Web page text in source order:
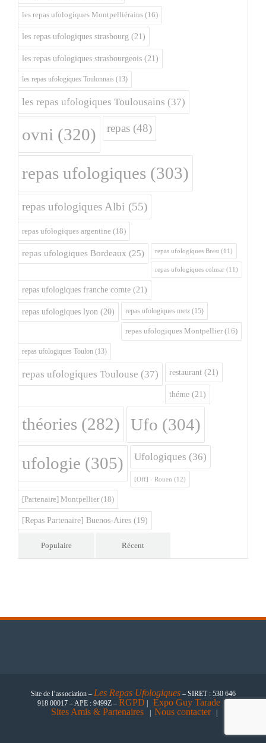
les repas ufologiques Montpelliérains (16)
les repas ufologiques strasbourg (21)
les repas ufologiques strasbourgeois (21)
les repas ufologiques Toulonnais (13)
les repas ufologiques Toulousains (37)
ovni (320) repas (48)
repas ufologiques (303)
repas ufologiques Albi (55)
repas ufologiques argentine (18)
repas ufologiques Bordeaux (25) repas ufologiques Brest (11)
repas ufologiques colmar (11)
repas ufologiques franche comte (21)
repas ufologiques lyon (20) repas ufologiques metz (15)
repas ufologiques Montpellier (16)
repas ufologiques Toulon (13)
repas ufologiques Toulouse (37) restaurant (21)
théme (21)
théories (282) Ufo (304)
ufologie (305) Ufologiques (36)
[Off] - Rouen (12)
[Partenaire] Montpellier (18)
[Repas Partenaire] Buenos-Aires (19)
Populaire Récent
Site de l’association – Les Repas Ufologiques– SIRET : 530 646
918 00017 – APE : 9499Z – RGPD Expo Guy Tarade
Sites Amis & Partenaires Nous contacter|